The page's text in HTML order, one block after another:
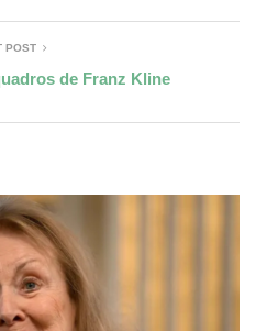
POST
de Franz Kline